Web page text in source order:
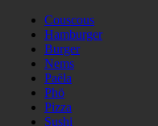
Couscous
Hamburger
Burger
Nems
Paëla
Phö
Pizza
Sushi